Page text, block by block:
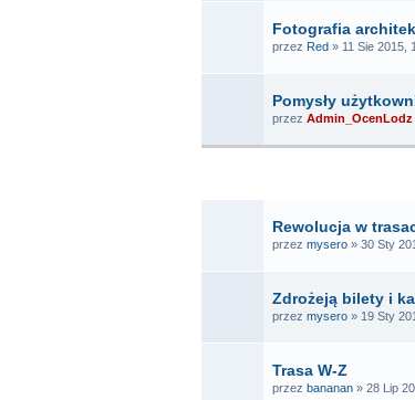
Fotografia
przez Red » 11 Sie 2015,
Pomysły
przez Admin_OcenLodz
Rewolucja w
przez mysero » 30 Sty
Zdrożeją bilety i
przez mysero » 19 Sty
Trasa W-Z
przez bananan » 28 Lip